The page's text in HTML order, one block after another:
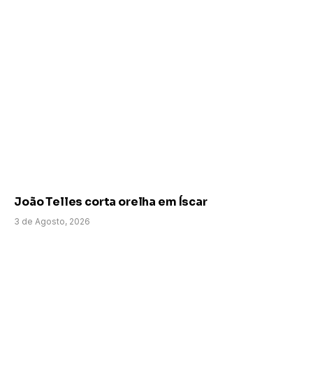
João Telles corta orelha em Íscar
3 de Agosto, 2026